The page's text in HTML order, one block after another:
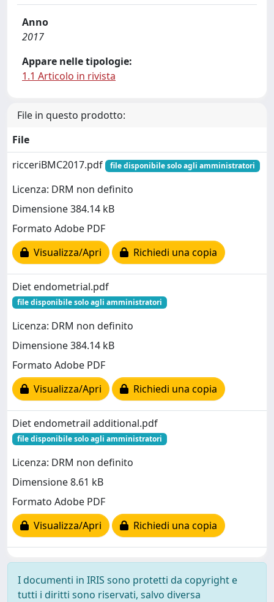
Anno
2017
Appare nelle tipologie:
1.1 Articolo in rivista
File in questo prodotto:
File
ricceriBMC2017.pdf
file disponibile solo agli amministratori
Licenza: DRM non definito
Dimensione 384.14 kB
Formato Adobe PDF
Visualizza/Apri
Richiedi una copia
Diet endometrial.pdf
file disponibile solo agli amministratori
Licenza: DRM non definito
Dimensione 384.14 kB
Formato Adobe PDF
Visualizza/Apri
Richiedi una copia
Diet endometrail additional.pdf
file disponibile solo agli amministratori
Licenza: DRM non definito
Dimensione 8.61 kB
Formato Adobe PDF
Visualizza/Apri
Richiedi una copia
I documenti in IRIS sono protetti da copyright e
tutti i diritti sono riservati, salvo diversa